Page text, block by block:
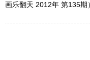
画乐翻天 2012年 第135期）